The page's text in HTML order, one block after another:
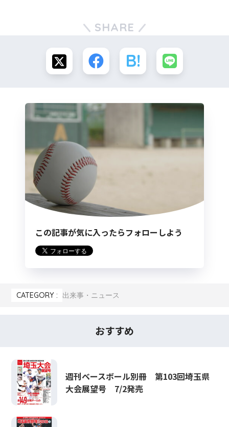
SHARE
この記事が気に入ったらフォローしよう
CATEGORY : 出来事・ニュース
おすすめ
週刊ベースボール別冊 第103回埼玉県
大会展望号 7/2発売